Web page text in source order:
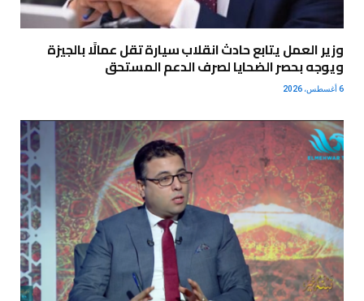
وزير العمل يتابع حادث انقلاب سيارة تقل عمالًا بالجيزة
ويوجه بحصر الضحايا لصرف الدعم المستحق
6 أغسطس، 2026